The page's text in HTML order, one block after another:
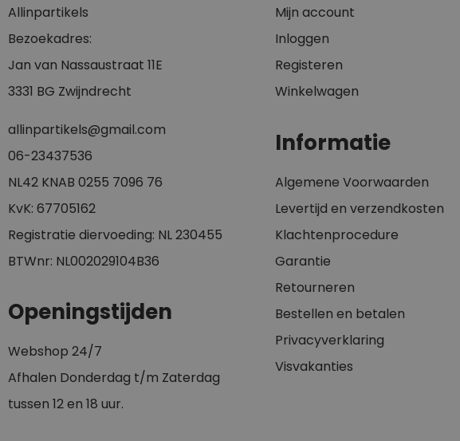
Allinpartikels
Bezoekadres:
Jan van Nassaustraat 11E
3331 BG Zwijndrecht
allinpartikels@gmail.com
06-23437536
NL42 KNAB 0255 7096 76
KvK: 67705162
Registratie diervoeding: NL 230455
BTWnr: NL002029104B36
Openingstijden
Webshop 24/7
Afhalen Donderdag t/m Zaterdag
tussen 12 en 18 uur.
Mijn account
Inloggen
Registeren
Winkelwagen
Informatie
Algemene Voorwaarden
Levertijd en verzendkosten
Klachtenprocedure
Garantie
Retourneren
Bestellen en betalen
Privacyverklaring
Visvakanties